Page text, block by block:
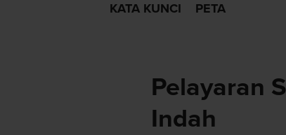
KATA KUNCI PETA
Pelayaran
Indah